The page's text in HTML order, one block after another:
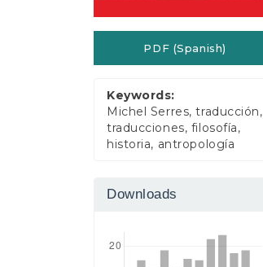
PDF (Spanish)
Keywords:
Michel Serres, traducción,
traducciones, filosofía,
historia, antropología
Downloads